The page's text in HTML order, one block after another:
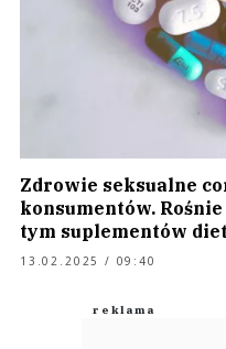
Zdrowie seksualne
konsumentów.
tym suplementów
13.02.2025 / 09:40